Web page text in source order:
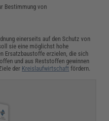
Bestimmung von
einerseits auf den Schutz von
sie eine möglichst hohe
Ersatzbaustoffe erzielen, die sich
und aus Reststoffen gewinnen
der Kreislaufwirtschaft fördern.